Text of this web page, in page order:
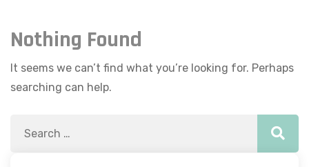
Nothing Found
It seems we can’t find what you’re looking for. Perhaps
searching can help.